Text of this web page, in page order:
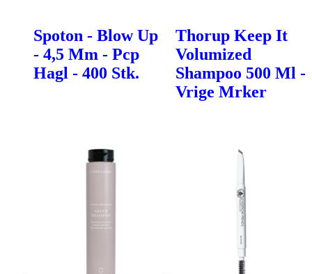
Spoton - Blow Up
- 4,5 Mm - Pcp
Hagl - 400 Stk.
Thorup Keep It
Volumized
Shampoo 500 Ml -
Vrige Mrker